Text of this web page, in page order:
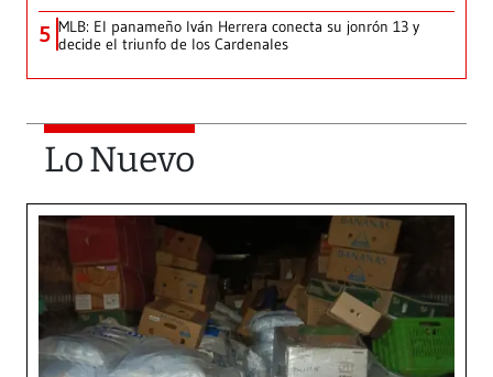
5 MLB: El panameño Iván Herrera conecta su jonrón 13 y
decide el triunfo de los Cardenales
Lo Nuevo